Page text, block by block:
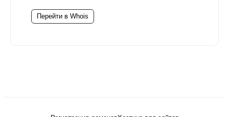
Перейти в Whois